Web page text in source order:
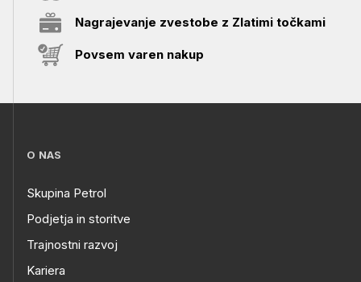
Nagrajevanje zvestobe z Zlatimi točkami
Povsem varen nakup
O NAS
Skupina Petrol
Podjetja in storitve
Trajnostni razvoj
Kariera